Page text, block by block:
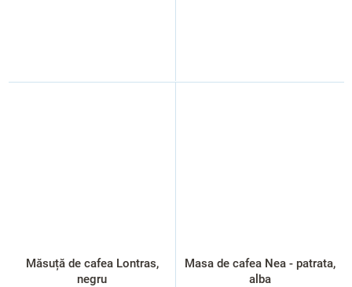
Măsuță de cafea Lontras,
negru
Masa de cafea Nea - patrata,
alba